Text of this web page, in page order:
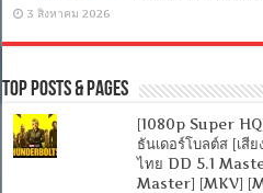
3 สิงหาคม 2026
Top Posts & Pages
[1080p Super
ธันเดอร์โบลต์ส [เสี
ไทย DD 5.1
Master] [MKV]